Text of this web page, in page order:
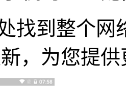
找到整个
，为您提